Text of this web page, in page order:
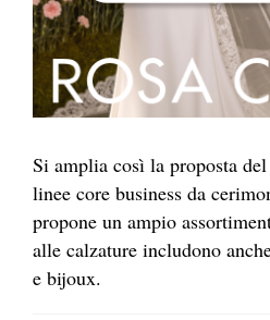
Si amplia così la proposta
linee core business da
propone un ampio
alle calzature includono
e bijoux.